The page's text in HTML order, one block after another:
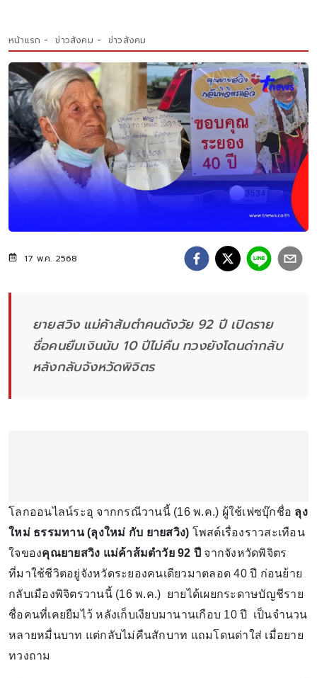
หน้าแรก ข่าวสังคม ข่าวสังคม
17 พ.ค. 2568
ยายสวิง แม่ค้าส้มตำคนดังวัย 92 ปี เปิดราย
ชื่อคนยืมเงินนับ 10 ปีไม่คืน ทวงยังโดนด่ากลับ
หลังกลับจังหวัดพิจิตร
โลกออนไลน์ระอุ จากกรณีวานนี้ (16 พ.ค.) ผู้ใช้เฟซบุ๊กชื่อ ลุง
ใหม่ ธรรมทาน (ลุงใหม่ กับ ยายสวิง) โพสต์เรื่องราวสะเทือน
ใจของคุณยายสวิง แม่ค้าส้มตำวัย 92 ปี จากจังหวัดพิจิตร
ที่มาใช้ชีวิตอยู่จังหวัดระยองคนเดียวมาตลอด 40 ปี ก่อนย้าย
กลับเมืองพิจิตรวานนี้ (16 พ.ค.) ยายได้เผยกระดาษบัญชีราย
ชื่อคนที่เคยยืมไว้ หลังเก็บเงียบมานานเกือบ 10 ปี เป็นจำนวน
หลายหมื่นบาท แต่กลับไม่คืนสักบาท แถมโดนด่าใส่ เมื่อยาย
ทวงถาม